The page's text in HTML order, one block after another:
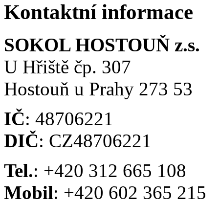
Kontaktní informace
SOKOL HOSTOUŇ z.s.
U Hřiště čp. 307
Hostouň u Prahy 273 53
IČ: 48706221
DIČ: CZ48706221
Tel.: +420 312 665 108
Mobil: +420 602 365 215